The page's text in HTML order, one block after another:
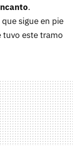
.
sigue en pie
este tramo